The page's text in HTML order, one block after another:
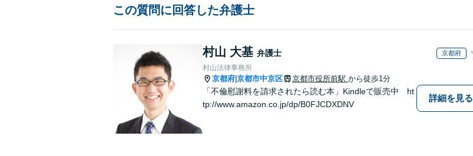
この質問に回答した弁護士
村山 大基 弁護士 京都府
村山法律事務所
京都府 京都市中京区 京都市役所前駅 から徒歩1分
「不倫慰謝料を請求されたら読む本」Kindleで販売中 ht
tp://www.amazon.co.jp/dp/B0FJCDXDNV
詳細を見る